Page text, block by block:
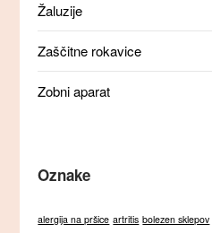
Žaluzije
Zaščitne rokavice
Zobni aparat
Oznake
alergija na pršice artritis bolezen sklepov